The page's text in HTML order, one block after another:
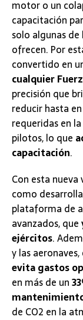
motor o un
capacitación
solo algunas
ofrecen. Por
convertido en
cualquier
precisión que
reducir hasta
requeridas en
pilotos, lo que
capacitación.
Con esta
como
plataforma de
avanzados, que
ejércitos.
y las
evita gastos
en más de un
de CO2 en la